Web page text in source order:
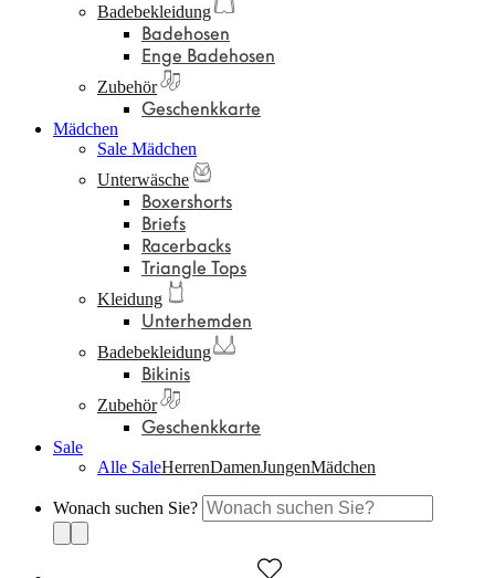
Badebekleidung
Badehosen
Enge Badehosen
Zubehör
Geschenkkarte
Mädchen
Sale Mädchen
Unterwäsche
Boxershorts
Briefs
Racerbacks
Triangle Tops
Kleidung
Unterhemden
Badebekleidung
Bikinis
Zubehör
Geschenkkarte
Sale
Alle SaleHerrenDamenJungenMädchen
Wonach suchen Sie?